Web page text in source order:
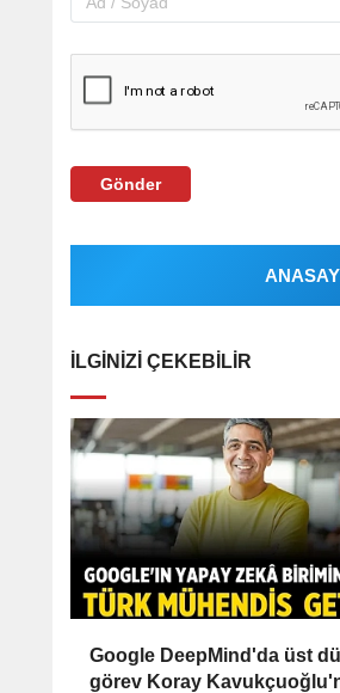
Gönder
İLGINIZI ÇEKEBILIR
Google DeepMind'da üst
görev Koray